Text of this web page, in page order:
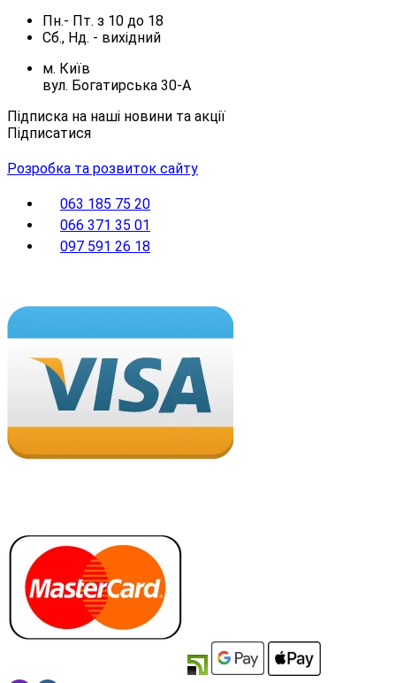
Пн.- Пт. з 10 до 18
Сб., Нд. - вихідний
м. Київ
вул. Богатирська 30-А
Підписка на наші новини та акції
Підписатися
Розробка та розвиток сайту
063 185 75 20
066 371 35 01
097 591 26 18